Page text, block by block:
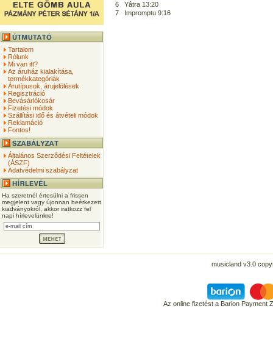
Tartalom
Rólunk
Mi van itt?
Az áruház kialakítása,
termékkategóriák
Árutípusok, árujelölések
Regisztráció
Bevásárlókosár
Fizetési módok
Szállítási idő és átvételi módok
Reklamáció
Fontos!
Általános Szerződési Feltételek
(ÁSZF)
Adatvédelmi szabályzat
Ha szeretnél értesülni a frissen
megjelent vagy újonnan beérkezett
kiadványokról, akkor iratkozz fel
napi hírlevelünkre!
6
Yâtra 13:20
7
Impromptu 9:16
musicland v3.0
Az online fizetést a Barion Payment